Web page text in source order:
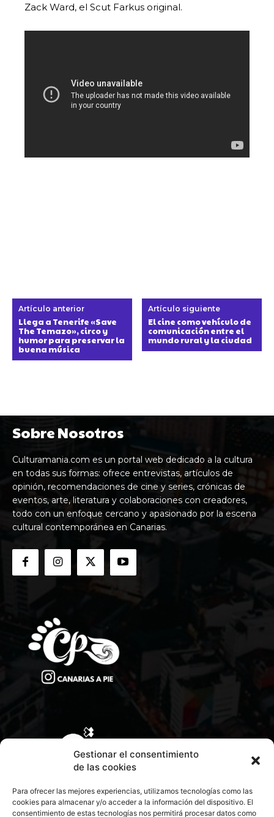
Gestionar el consentimiento
de las cookies
Para ofrecer las mejores experiencias, utilizamos tecnologías como las
cookies para almacenar y/o acceder a la información del dispositivo. El
consentimiento de estas tecnologías nos permitirá procesar datos como
Zack Ward, el Scut Farkus original.
Artículo anterior
Llega a Tenerife «Save
The Temazo», circo y
humor para preservar la
buena música
Artículo siguiente
El cine como vehículo de
comunicación entre el
mundo rural y la ciudad
Sobre Nosotros
Culturamania.com es un portal web dedicado a la cultura
en todas sus formas: ofrece entrevistas, artículos de
opinión, recomendaciones de cine y series, crónicas de
eventos, arte, literatura y colaboraciones con creadores,
todo con un enfoque cercano y apasionado por la escena
cultural contemporánea en Canarias.